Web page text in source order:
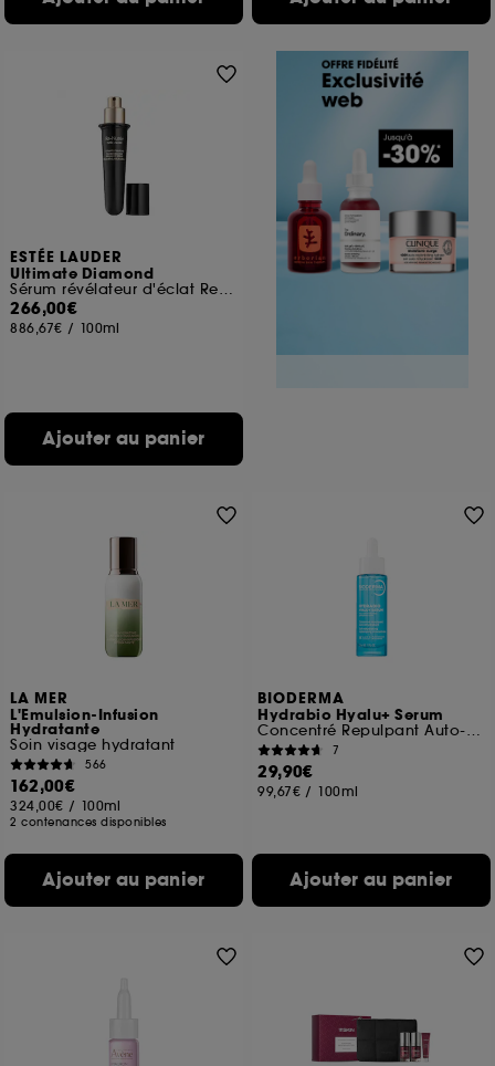
ESTÉE LAUDER
Ultimate Diamond
Sérum révélateur d'éclat Recharge
266,00€
886,67€ / 100ml
Ajouter au panier
LA MER
L'Emulsion-Infusion
Hydratante
Soin visage hydratant
566
162,00€
324,00€ / 100ml
2 contenances disponibles
Ajouter au panier
BIODERMA
Hydrabio Hyalu+ Serum
Concentré Repulpant Auto-Réhydratant
7
29,90€
99,67€ / 100ml
Ajouter au panier